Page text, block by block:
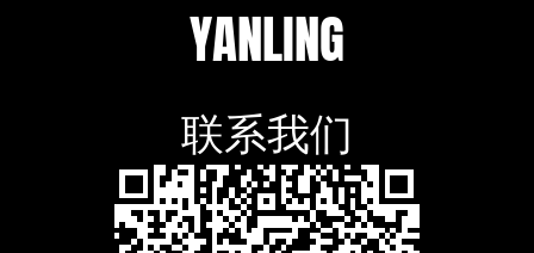
YANLING
联系我们